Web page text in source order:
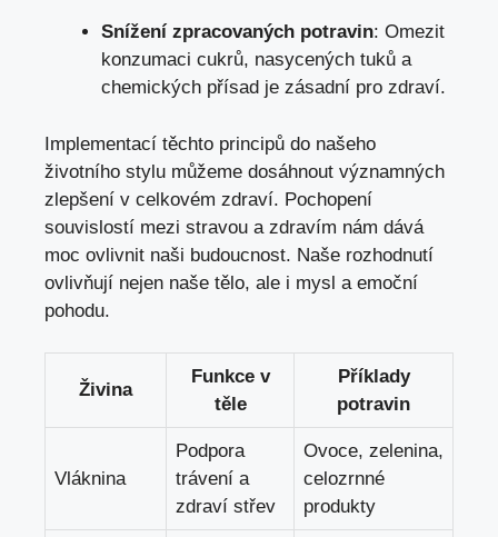
Snížení zpracovaných potravin: Omezit
konzumaci cukrů, nasycených tuků a
chemických přísad je zásadní pro zdraví.
Implementací těchto principů do našeho
životního stylu můžeme dosáhnout významných
zlepšení v celkovém zdraví. Pochopení
souvislostí mezi stravou a zdravím nám dává
moc ovlivnit naši budoucnost. Naše rozhodnutí
ovlivňují nejen naše tělo, ale i mysl a emoční
pohodu.
Živina
Funkce v
těle
Příklady
potravin
Vláknina
Podpora
trávení a
zdraví střev
Ovoce, zelenina,
celozrnné
produkty